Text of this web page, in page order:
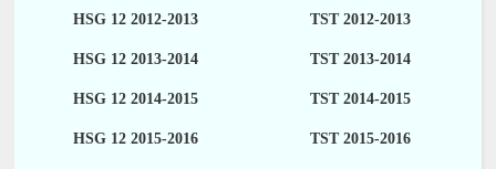
HSG 12 2012-2013 TST 2012-2013
HSG 12 2013-2014 TST 2013-2014
HSG 12 2014-2015 TST 2014-2015
HSG 12 2015-2016 TST 2015-2016